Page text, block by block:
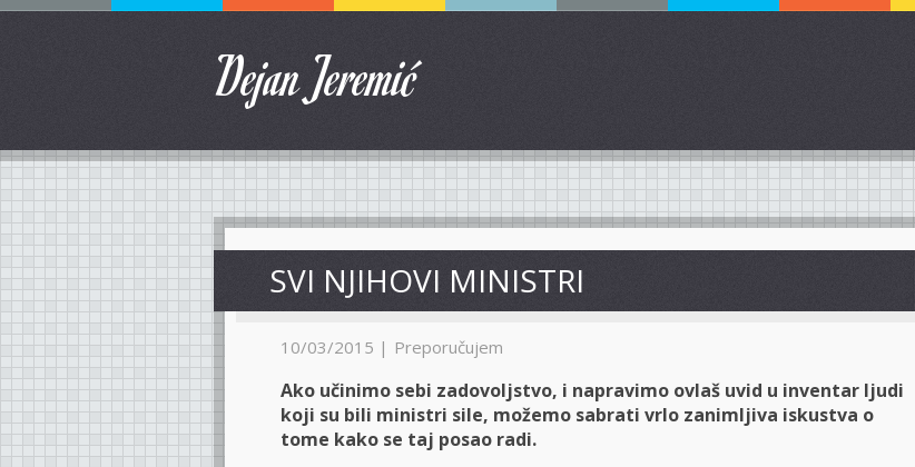
Dejan Jeremić
SVI NJIHOVI MINISTRI
10/03/2015 | Preporučujem
Ako učinimo sebi zadovoljstvo, i napravimo ovlaš uvid u inventar ljudi
koji su bili ministri sile, možemo sabrati vrlo zanimljiva iskustva o
tome kako se taj posao radi.